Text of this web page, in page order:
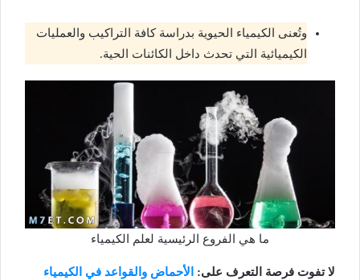
وتُعنى الكيمياء الحيوية بدراسة كافة التراكيب والعمليات
الكيميائية التي تحدث داخل الكائنات الحية.
ما هي الفروع الرئيسية لعلم الكيمياء
لا تفوت فرصة التعرف على: الأحماض والقواعد في الكيمياء